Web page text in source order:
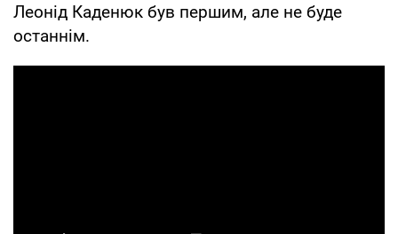
Леонід Каденюк був першим, але не буде
останнім.